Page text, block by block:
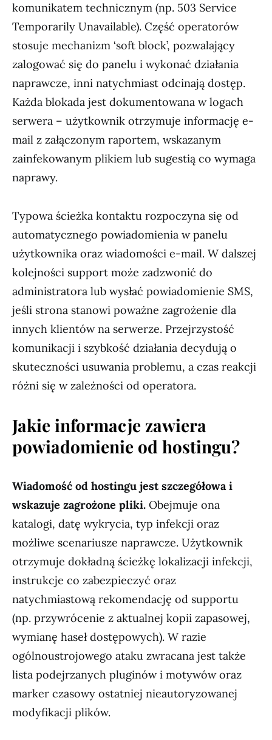
komunikatem technicznym (np. 503 Service
Temporarily Unavailable). Część operatorów
stosuje mechanizm ‘soft block’, pozwalający
zalogować się do panelu i wykonać działania
naprawcze, inni natychmiast odcinają dostęp.
Każda blokada jest dokumentowana w logach
serwera – użytkownik otrzymuje informację e-
mail z załączonym raportem, wskazanym
zainfekowanym plikiem lub sugestią co wymaga
naprawy.
Typowa ścieżka kontaktu rozpoczyna się od
automatycznego powiadomienia w panelu
użytkownika oraz wiadomości e-mail. W dalszej
kolejności support może zadzwonić do
administratora lub wysłać powiadomienie SMS,
jeśli strona stanowi poważne zagrożenie dla
innych klientów na serwerze. Przejrzystość
komunikacji i szybkość działania decydują o
skuteczności usuwania problemu, a czas reakcji
różni się w zależności od operatora.
Jakie informacje zawiera
powiadomienie od hostingu?
Wiadomość od hostingu jest szczegółowa i
wskazuje zagrożone pliki. Obejmuje ona
katalogi, datę wykrycia, typ infekcji oraz
możliwe scenariusze naprawcze. Użytkownik
otrzymuje dokładną ścieżkę lokalizacji infekcji,
instrukcje co zabezpieczyć oraz
natychmiastową rekomendację od supportu
(np. przywrócenie z aktualnej kopii zapasowej,
wymianę haseł dostępowych). W razie
ogólnoustrojowego ataku zwracana jest także
lista podejrzanych pluginów i motywów oraz
marker czasowy ostatniej nieautoryzowanej
modyfikacji plików.